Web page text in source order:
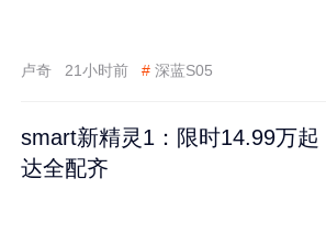
卢奇 21小时前 # 深蓝S05
smart新精灵1：限时14.99万起
达全配齐